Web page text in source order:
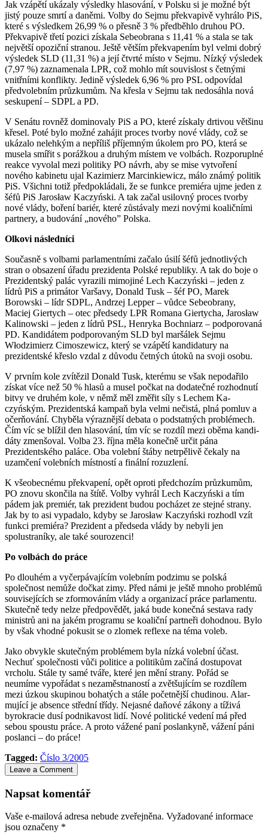
Jak vzápětí ukázaly výsledky hlasování, v Polsku si je možné být
jistý pouze smrtí a daněmi. Volby do Sejmu překvapivě vyhrálo PiS,
které s výsledkem 26,99 % o přesně 3 % předběhlo druhou PO.
Překvapivě třetí pozici získala Sebeobrana s 11,41 % a stala se tak
nej­větší opoziční stranou. Ještě větším pře­kvapením byl velmi dobrý
výsledek SLD (11,31 %) a její čtvrté místo v Sejmu. Nízký výsledek
(7,97 %) zaznamenala LPR, což mohlo mít souvislost s četnými
vnitřními konflikty. Jedině výsledek 6,96 % pro PSL odpovídal
předvolebním průzkumům. Na křesla v Sejmu tak nedosáhla nová
seskupení – SDPL a PD.
V Senátu rovněž dominovaly PiS a PO, které získaly drtivou většinu
křesel. Poté bylo možné zahájit proces tvorby nové vlády, což se
ukázalo nelehkým a nepříliš příjemným úkolem pro PO, která se
musela smířit s porážkou a druhým místem ve volbách. Rozpo­ru­plné
reakce vyvolal mezi politiky PO návrh, aby se mise vytvoření
nového kabinetu ujal Kazimierz Marcinkiewicz, málo známý politik
PiS. Všichni totiž předpokládali, že se funkce premiéra ujme jeden z
šéfů PiS Jarosław Kaczyński. A tak začal usilovný proces tvorby
nové vlády, boření bariér, které zůstávaly mezi novými koaličními
part­nery, a budování „nového” Polska.
Olkovi následníci
Současně s volbami parlamentními začalo úsilí šéfů jednotlivých
stran o obsazení úřadu prezidenta Polské republiky. A tak do boje o
Prezidentský palác vyrazili mimojiné Lech Kaczyński – jeden z
lídrů PiS a primátor Varšavy, Donald Tusk – šéf PO, Marek
Borowski – lídr SDPL, Andrzej Lepper – vůdce Sebeobrany,
Maciej Giertych – otec předsedy LPR Romana Giertycha, Jarosław
Kalinowski – jeden z lídrů PSL, Henryka Bochniarz – podporovaná
PD. Kan­didátem podporovaným SLD byl mar­šálek Sejmu
Włodzimierz Cimoszewicz, který se vzápětí kandidatury na
prezidentské křeslo vzdal z důvodu četných útoků na svoji osobu.
V prvním kole zvítězil Do­nald Tusk, kte­rému se však nepodařilo
zís­kat více než 50 % hlasů a musel počkat na dodatečné rozhodnutí
bitvy ve druhém kole, v němž měl změřit síly s Lechem Ka­
czyńským. Prezidentská kampaň byla velmi nečistá, plná pomluv a
očerňování. Chyběla výraznější debata o podstatných problémech.
Čím víc se blížil den hlaso­vání, tím víc se rozdíl mezi oběma kandi­
dáty zmenšoval. Volba 23. října měla ko­nečně určit pána
Prezidentského paláce. Oba volební štáby netrpělivě čekaly na
uzamčení volebních místností a finální rozuzlení.
K všeobecnému překvapení, opět oproti předchozím průzkumům,
PO znovu skončila na štítě. Volby vy­hrál Lech Ka­czyński a tím
pádem jak pre­miér, tak pre­zident budou pocházet ze stej­né strany.
Jak by to asi vypadalo, kdyby se Jaro­sław Kaczyński rozhodl vzít
funkci premiéra? Pre­zident a předseda vlády by nebyli jen
spolustraníky, ale také sou­rozenci!
Po volbách do práce
Po dlouhém a vyčerpávajícím volebním pod­zimu se polská
společnost nemůže doč­kat zimy. Před námi je ještě mnoho problémů
souvisejících se zformováním vlády a organizací práce parlamentu.
Sku­tečně tedy nelze předpovědět, jaká bude konečná sestava rady
ministrů ani na ja­kém programu se koaliční partneři do­hod­nou. Bylo
by však vhodné pokusit se o zlomek reflexe na téma voleb.
Jako ob­vykle skutečným problémem byla nízká vo­lební účast.
Nechuť společnosti vůči poli­tice a politikům začíná dostupovat
vrcholu. Stále ty samé tváře, které jen mění strany. Pořád se
neumíme vypořádat s ne­za­měst­naností a zvět­šu­jí­cím se roz­dí­lem
mezi úzkou skupinou bo­hatých a stále počet­nější chudinou. Alar­
mující je absence střední třídy. Nejasné daňové zákony a tí­živá
byrokracie dusí podnikavost lidí. Nové politické ve­dení má před
sebou spoustu práce. A proto vá­žené paní poslankyně, vážení páni
poslanci – do práce!
Tagged: Číslo 3/2005
Leave a Comment
Napsat komentář
Vaše e-mailová adresa nebude zveřejněna. Vyžadované informace
jsou označeny *